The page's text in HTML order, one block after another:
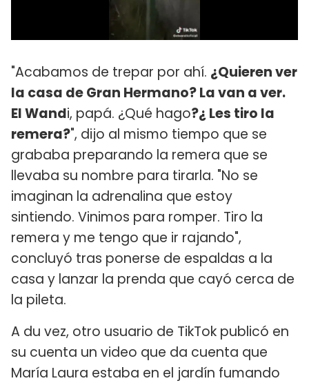
"Acabamos de trepar por ahí. ¿Quieren ver
la casa de Gran Hermano? La van a ver.
El Wandi, papá. ¿Qué hago?¿ Les tiro la
remera?", dijo al mismo tiempo que se
grababa preparando la remera que se
llevaba su nombre para tirarla. "No se
imaginan la adrenalina que estoy
sintiendo. Vinimos para romper. Tiro la
remera y me tengo que ir rajando",
concluyó tras ponerse de espaldas a la
casa y lanzar la prenda que cayó cerca de
la pileta.
A du vez, otro usuario de TikTok publicó en
su cuenta un video que da cuenta que
María Laura estaba en el jardín fumando